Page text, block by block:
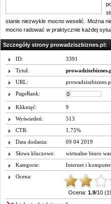
stanie niezwykle mocno weselić. Można
mocno radować w praktycznie każdej
Szczegóły strony prowadziszbiznes.pl:
ID:
3391
Tytuł:
URL:
prowadziszbiznes.pl
PageRank:
Kliknięć:
9
Wyświetleń:
513
CTR:
1.75%
Data dodania:
09 04 2019
Słowa kluczowe:
wirtualne biuro
Kategorie:
Internet i
Ocena:
Ocena: 1.9/10